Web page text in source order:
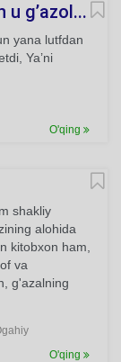
u g’azol...
yana lutfdan
Ya’ni
O'qing
shakliy
alohida
kitobxon ham,
va
g'azalning
O'qing